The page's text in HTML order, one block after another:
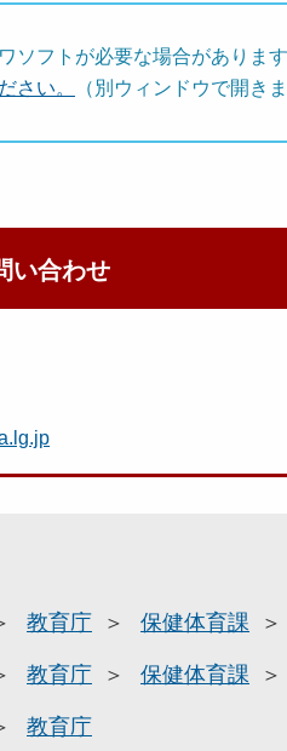
ソフトが必要な場合があります
さい。
（別ウィンドウで開きま
い合わせ
教育庁 保健体育課
教育庁 保健体育課
教育庁